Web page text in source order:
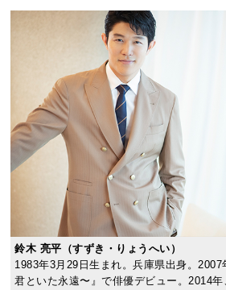
鈴木 亮平（すずき・りょうへい）
1983年3月29日生まれ。兵庫県出身。
君といた永遠〜』で俳優デビュー。2014